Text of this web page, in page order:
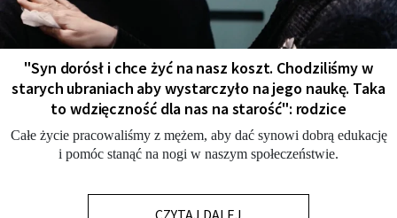
"Syn dorósł i chce żyć na nasz koszt. Chodziliśmy w
starych ubraniach aby wystarczyło na jego naukę. Taka
to wdzięczność dla nas na starość": rodzice
Całe życie pracowaliśmy z mężem, aby dać synowi dobrą edukację
i pomóc stanąć na nogi w naszym społeczeństwie.
CZYTAJ DALEJ